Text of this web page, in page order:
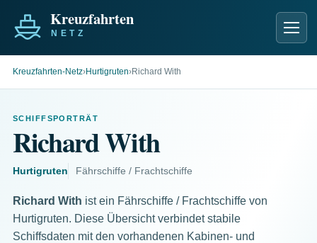
Kreuzfahrten-Netz›Hurtigruten›Richard With
SCHIFFSPORTRÄT
Richard With
Hurtigruten Fährschiffe / Frachtschiffe
Richard With ist ein Fährschiffe / Frachtschiffe von
Hurtigruten. Diese Übersicht verbindet stabile
Schiffsdaten mit den vorhandenen Kabinen- und